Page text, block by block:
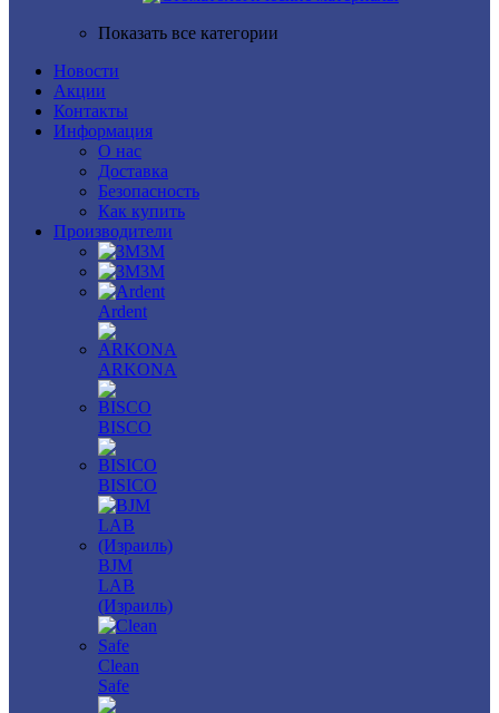
Показать все категории
Новости
Акции
Контакты
Информация
О нас
Доставка
Безопасность
Как купить
Производители
3M
3М
Ardent
ARKONA
BISCO
BISICO
BJM
LAB
(Израиль)
Clean
Safe